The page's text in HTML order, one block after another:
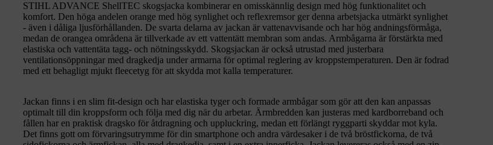
STIHL ADVANCE ShellTEC skogsjacka kombinerar en omisskännlig design med hög funktionalitet och
komfort. Den höga andelen orange med hög synlighet och reflexremsor ger denna arbetsjacka utmärkt synlighet
- även i dåliga ljusförhållanden. De svarta delarna av jackan är vattenavvisande och har hög andningsförmåga,
medan de orangea områdena är tillverkade av ett vattentätt membran som andas. Armbågarna är förstärkta med
elastiska och vattentäta tagg- och nötningsskydd. Skogsjackan är också utrustad med justerbara
ventilationsöppningar med dragkedja under armarna för optimal reglering av kroppstemperaturen. Den är fodrad
med ett behagligt mjukt fleecetyg för att skydda mot kalla temperaturer.
Jackan finns i en slim fit-design och har elastiska tyger och formade armbågar som gör att den kan anpassas
optimalt till din kroppsform och följa med dig när du arbetar. Ärmbredden kan justeras med kardborreband och
fållen har en praktisk dragsko för åtdragning och uppluckring, medan ett förlängt ryggparti skyddar mot kyla.
Det finns gott om förvaringsutrymme för din smartphone och andra värdesaker i de två bröstfickorna, de två